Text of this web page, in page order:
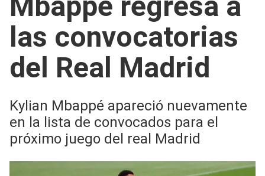
las convocatorias
del Real Madrid
Kylian Mbappé apareció nuevamente
en la lista de convocados para el
próximo juego del real Madrid